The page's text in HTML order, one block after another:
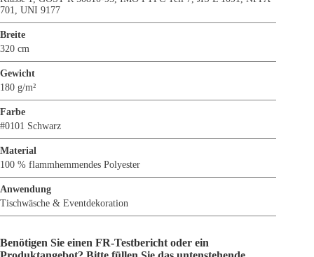
701, UNI 9177
Breite
320 cm
Gewicht
180 g/m²
Farbe
#0101 Schwarz
Material
100 % flammhemmendes Polyester
Anwendung
Tischwäsche & Eventdekoration
Benötigen Sie einen FR-Testbericht oder ein